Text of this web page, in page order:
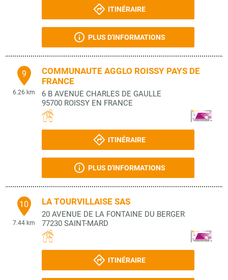
ITINÉRAIRE
PLUS D'INFORMATIONS
9
6.26 km
COMMUNAUTE AGGLO ROISSY PAYS DE
FRANCE
6 B AVENUE CHARLES DE GAULLE
95700 ROISSY EN FRANCE
ITINÉRAIRE
PLUS D'INFORMATIONS
10
7.44 km
LA TOURVILLAISE SAS
20 AVENUE DE LA FONTAINE DU BERGER
77230 SAINT-MARD
ITINÉRAIRE